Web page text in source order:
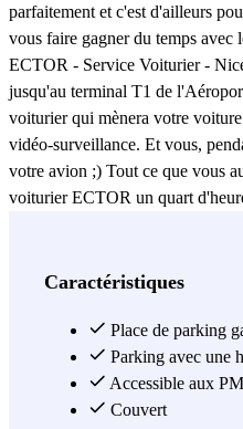
parfaitement et c'est d'ailleurs
vous faire gagner du temps
ECTOR - Service Voiturier -
jusqu'au terminal T1 de
voiturier qui mènera votre
vidéo-surveillance. Et vous,
votre avion ;) Tout ce que vous
voiturier ECTOR un quart
rendez-vous, votre voiturier se
À votre retour, vous n'aurez qu'à
avoir pris rendez-vous avec le
devant la sortie du terminal T1.
alternative si vous cherchez une
Caractéristiques
Place de parking
Parking avec une
Accessible aux
Couvert